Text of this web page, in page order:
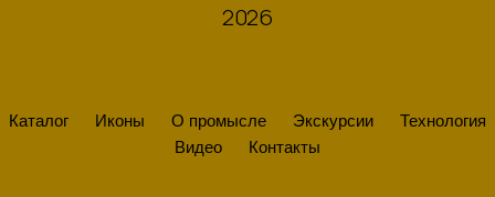
2026
Каталог Иконы О промысле Экскурсии
Технология
Видео
Контакты